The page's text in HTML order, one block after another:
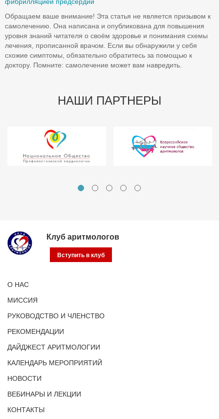
Обращаем ваше внимание! Эта статья не является призывом к
самолечению. Она написана и опубликована для повышения
уровня знаний читателя о своём здоровье и понимания схемы
лечения, прописанной врачом. Если вы обнаружили у себя
схожие симптомы, обязательно обратитесь за помощью к
доктору. Помните: самолечение может вам навредить.
НАШИ ПАРТНЕРЫ
Клуб аритмологов
Вступить в клуб
О НАС
МИССИЯ
РУКОВОДСТВО И ЧЛЕНСТВО
РЕКОМЕНДАЦИИ
ДАЙДЖЕСТ АРИТМОЛОГИИ
КАЛЕНДАРЬ МЕРОПРИЯТИЙ
НОВОСТИ
ВЕБИНАРЫ И ЛЕКЦИИ
КОНТАКТЫ